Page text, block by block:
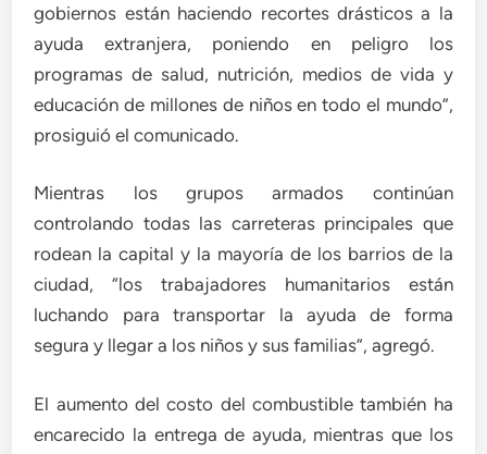
gobiernos están haciendo recortes drásticos a la
ayuda extranjera, poniendo en peligro los
programas de salud, nutrición, medios de vida y
educación de millones de niños en todo el mundo”,
prosiguió el comunicado.
Mientras los grupos armados continúan
controlando todas las carreteras principales que
rodean la capital y la mayoría de los barrios de la
ciudad, “los trabajadores humanitarios están
luchando para transportar la ayuda de forma
segura y llegar a los niños y sus familias”, agregó.
El aumento del costo del combustible también ha
encarecido la entrega de ayuda, mientras que los